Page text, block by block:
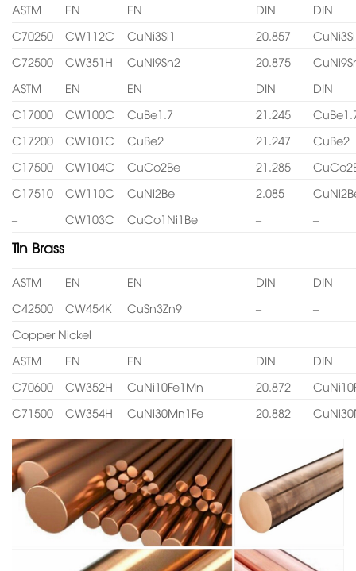
ASTM EN EN DIN
DIN
C70250
CW112C CuNi3Si1 20.857
CuNi3Si
C72500
CW351H CuNi9Sn2 20.875
ASTM
EN EN DIN
DIN
C17000
CW100C CuBe1.7 21.245
C17200
CW101C CuBe2 21.247
CuBe2
C17500
CW104C CuCo2Be 21.285
C17510
CW110C CuNi2Be 2.085
–
CW103C CuCo1Ni1Be – –
Tin Brass
ASTM EN EN DIN
DIN
C42500
CW454K CuSn3Zn9 –
–
Copper Nickel
ASTM
EN EN DIN
DIN
C70600
CW352H CuNi10Fe1Mn 20.872
C71500
CW354H CuNi30Mn1Fe 20.882